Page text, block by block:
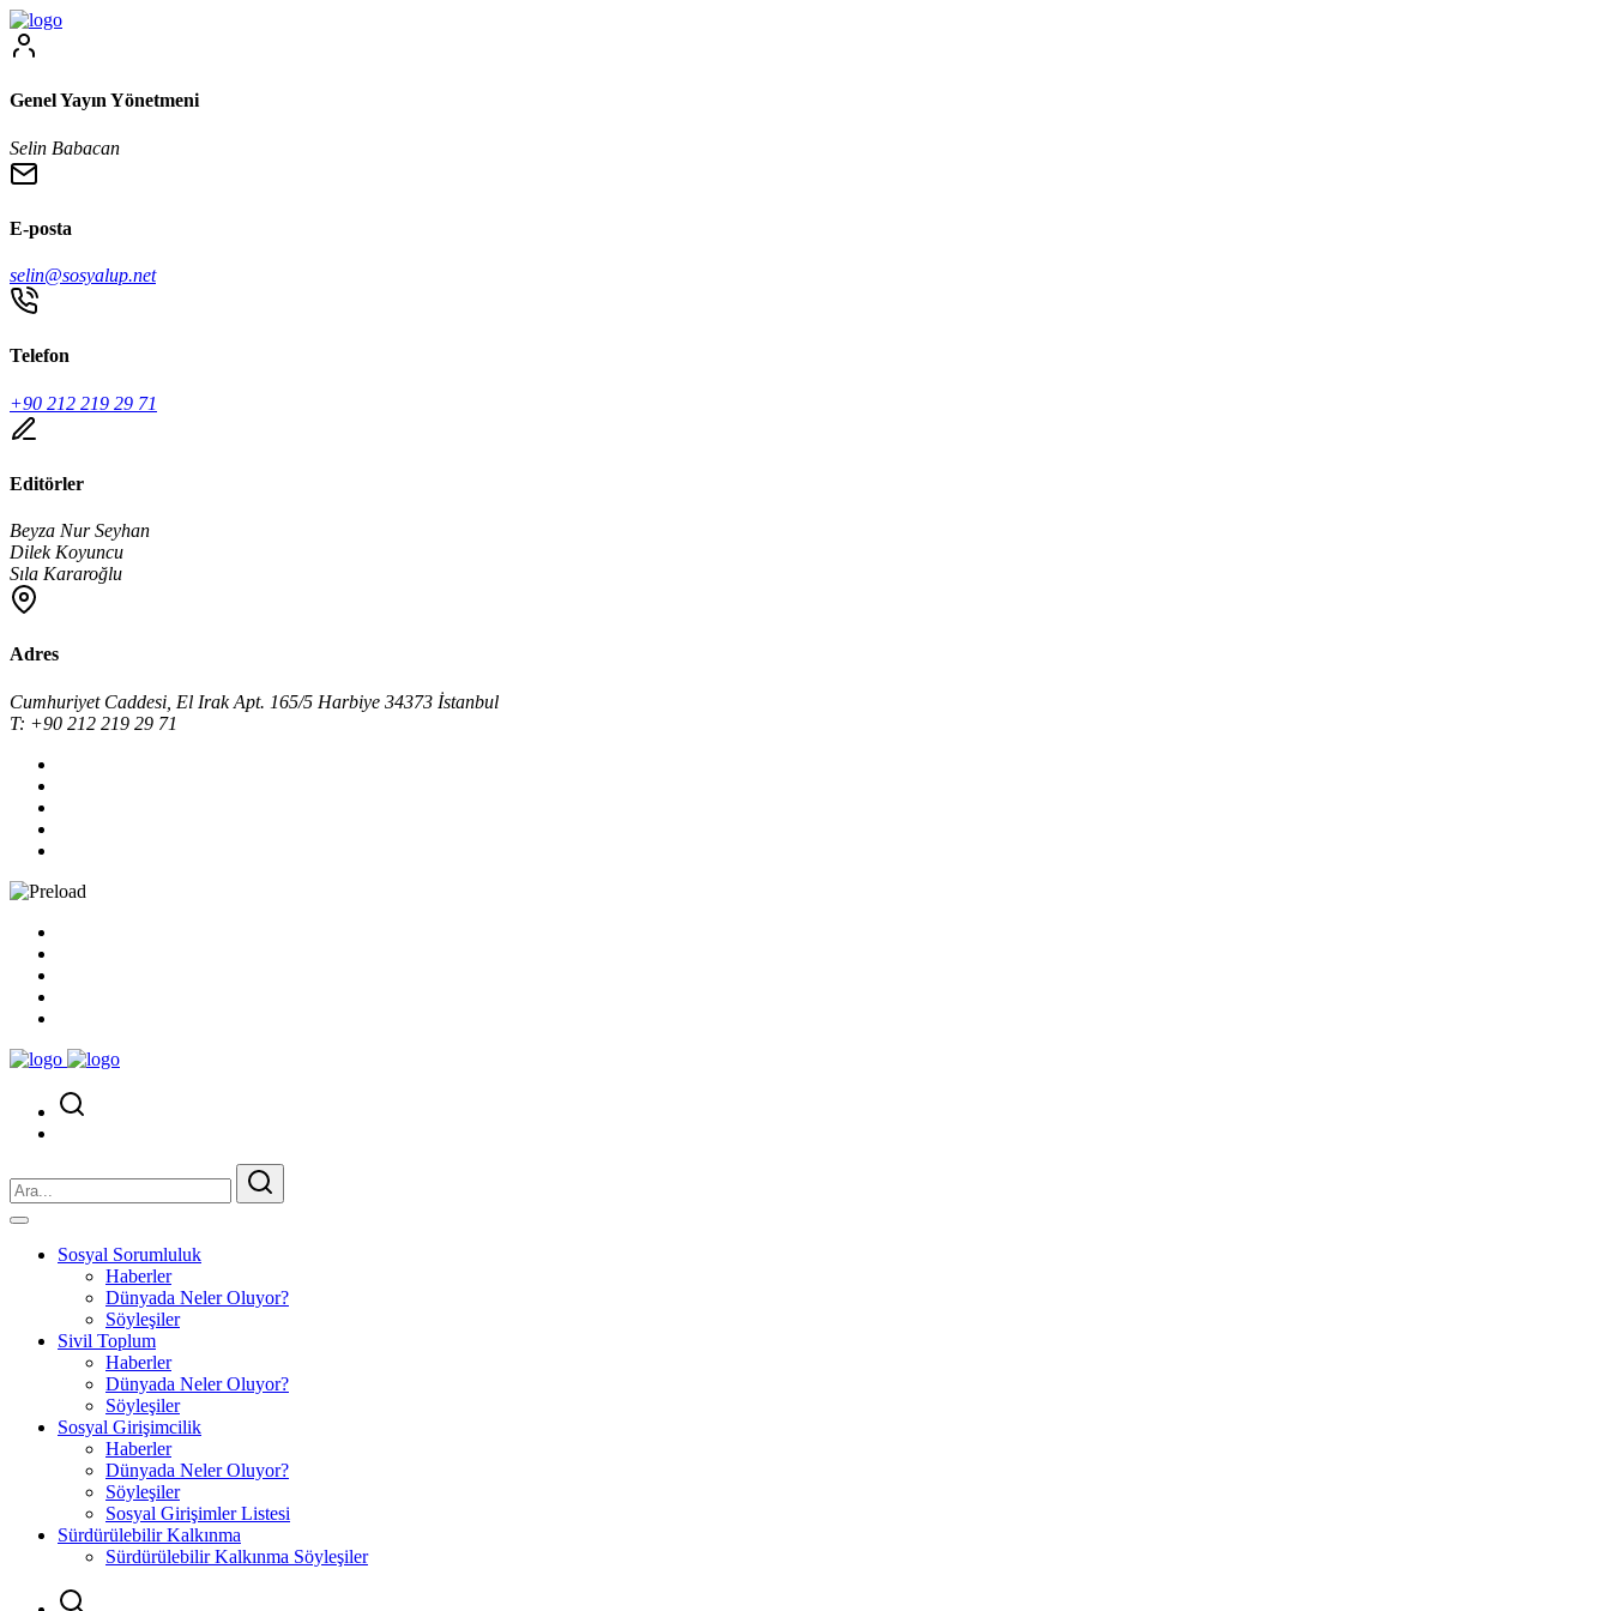
Genel Yayın Yönetmeni
Selin Babacan
E-posta
selin@sosyalup.net
Telefon
+90 212 219 29 71
Editörler
Beyza Nur Seyhan
Dilek Koyuncu
Sıla Kararoğlu
Adres
Cumhuriyet Caddesi, El Irak Apt. 165/5 Harbiye 34373 İstanbul
T: +90 212 219 29 71
Sosyal Sorumluluk
Haberler
Dünyada Neler Oluyor?
Söyleşiler
Sivil Toplum
Haberler
Dünyada Neler Oluyor?
Söyleşiler
Sosyal Girişimcilik
Haberler
Dünyada Neler Oluyor?
Söyleşiler
Sosyal Girişimler Listesi
Sürdürülebilir Kalkınma
Sürdürülebilir Kalkınma Söyleşiler